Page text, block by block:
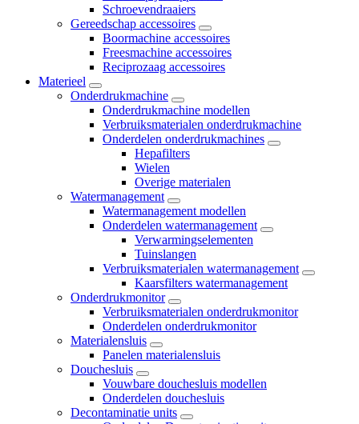
Schroevendraaiers
Gereedschap accessoires
Boormachine accessoires
Freesmachine accessoires
Reciprozaag accessoires
Materieel
Onderdrukmachine
Onderdrukmachine modellen
Verbruiksmaterialen onderdrukmachine
Onderdelen onderdrukmachines
Hepafilters
Wielen
Overige materialen
Watermanagement
Watermanagement modellen
Onderdelen watermanagement
Verwarmingselementen
Tuinslangen
Verbruiksmaterialen watermanagement
Kaarsfilters watermanagement
Onderdrukmonitor
Verbruiksmaterialen onderdrukmonitor
Onderdelen onderdrukmonitor
Materialensluis
Panelen materialensluis
Douchesluis
Vouwbare douchesluis modellen
Onderdelen douchesluis
Decontaminatie units